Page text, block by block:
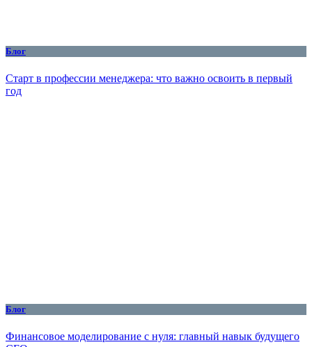
Блог
Старт в профессии менеджера: что важно освоить в первый
год
Блог
Финансовое моделирование с нуля: главный навык будущего